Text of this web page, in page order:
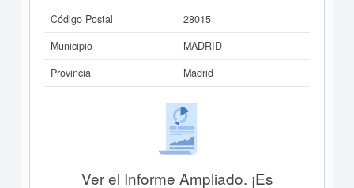
Código Postal
28015
Municipio
MADRID
Provincia
Madrid
Ver el Informe Ampliado. ¡Es